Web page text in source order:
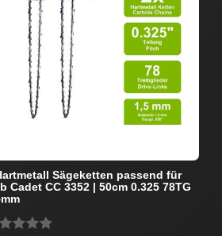
Sägeketten passend für
Cadet CC 3352 | 50cm 0.325 78TG